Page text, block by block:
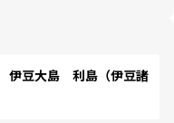
豆大島 利島（伊豆諸